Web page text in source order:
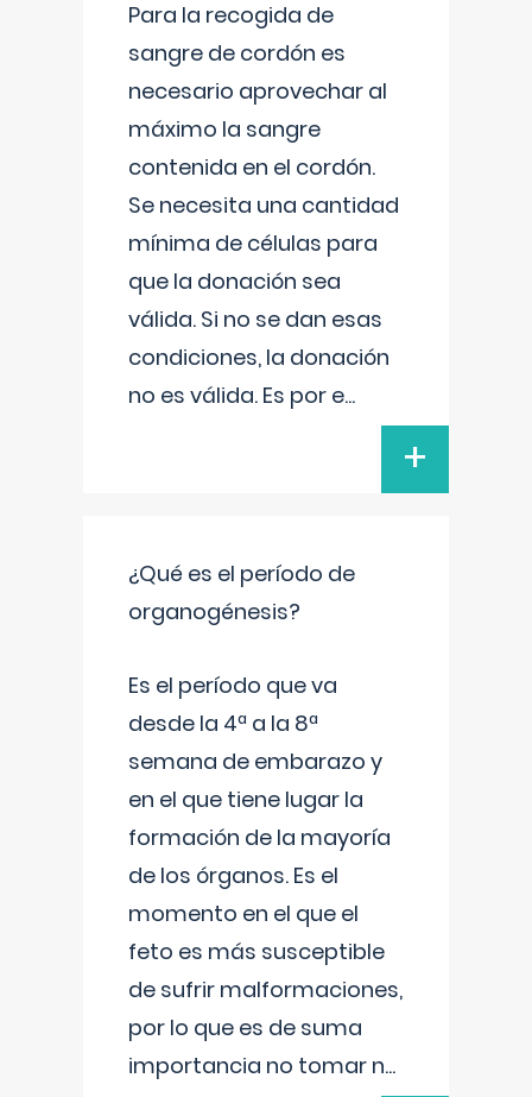
Para la recogida de
sangre de cordón es
necesario aprovechar al
máximo la sangre
contenida en el cordón.
Se necesita una cantidad
mínima de células para
que la donación sea
válida. Si no se dan esas
condiciones, la donación
no es válida. Es por e...
+
¿Qué es el período de
organogénesis?
Es el período que va
desde la 4ª a la 8ª
semana de embarazo y
en el que tiene lugar la
formación de la mayoría
de los órganos. Es el
momento en el que el
feto es más susceptible
de sufrir malformaciones,
por lo que es de suma
importancia no tomar n...